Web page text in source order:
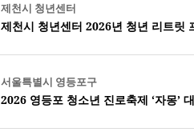
제천시 청년센터
제천시 청년센터 2026년 청년 리트릿
서울특별시 영등포구
2026 영등포 청소년 진로축제 ‘자몽’